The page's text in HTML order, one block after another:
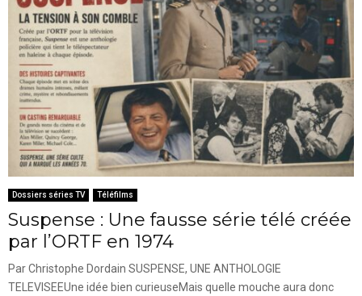
Dossiers séries TV Téléfilms
Suspense : Une fausse série télé créée
par l’ORTF en 1974
Par Christophe Dordain SUSPENSE, UNE ANTHOLOGIE
TELEVISEEUne idée bien curieuseMais quelle mouche aura donc